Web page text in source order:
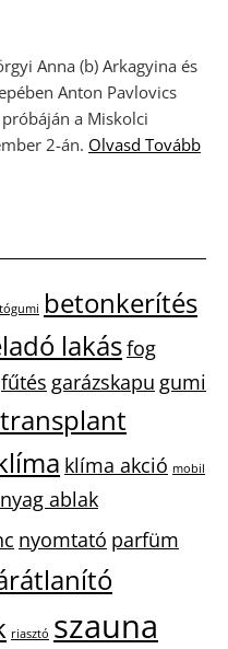
Anna (b) Arkagyina és
Anton Pavlovics
a Miskolci
2-án. Olvasd Tovább
betonkerítés
lakásfog
fűtés garázskapu gumi
klíma akció mobil
ablak
nyomtató parfüm
riasztó szauna